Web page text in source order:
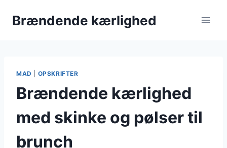
Brændende kærlighed
MAD OPSKRIFTER
Brændende kærlighed
med skinke og pølser til
brunch